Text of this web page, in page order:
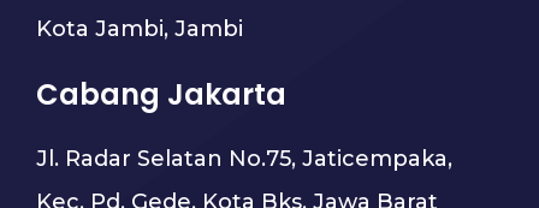
Kota Jambi, Jambi
Cabang Jakarta
Jl. Radar Selatan No.75, Jaticempaka,
Kec. Pd. Gede, Kota Bks, Jawa Barat